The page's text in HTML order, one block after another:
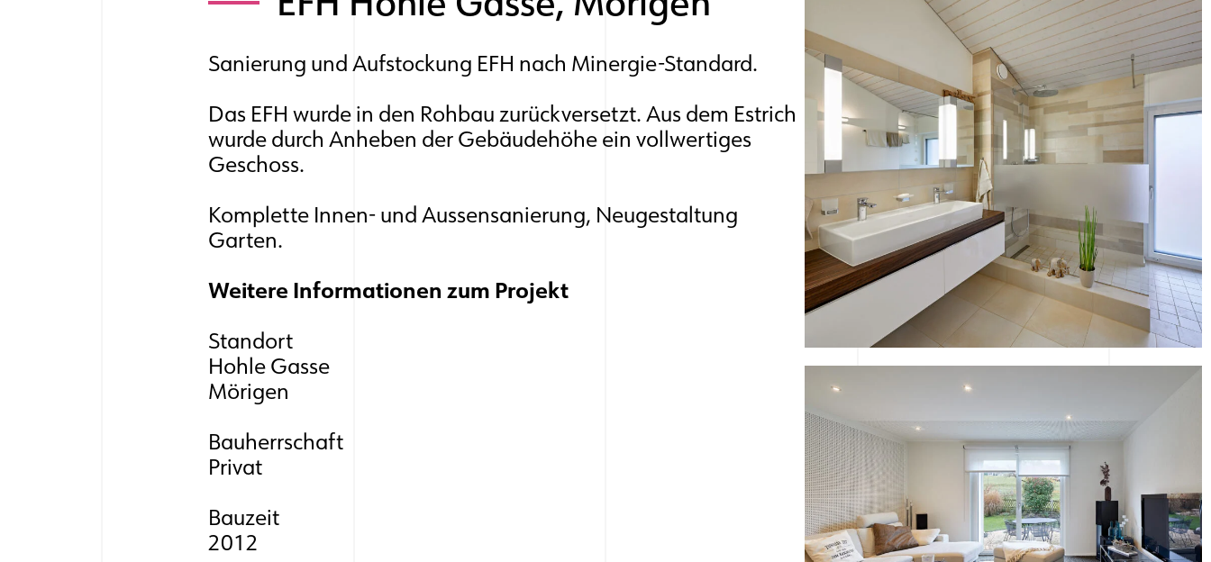
Sanierung und Aufstockung EFH nach Minergie-Standard.
Das EFH wurde in den Rohbau zurückversetzt. Aus dem Estrich
wurde durch Anheben der Gebäudehöhe ein vollwertiges
Geschoss.
Komplette Innen- und Aussensanierung, Neugestaltung
Garten.
Weitere Informationen zum Projekt
Standort
Hohle Gasse
Mörigen
Bauherrschaft
Privat
Bauzeit
2012